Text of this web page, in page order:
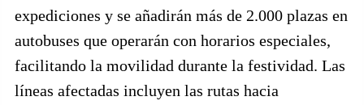
expediciones y se añadirán más de 2.000 plazas en
autobuses que operarán con horarios especiales,
facilitando la movilidad durante la festividad. Las
líneas afectadas incluyen las rutas hacia